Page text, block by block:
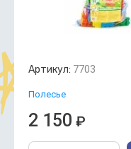
Артикул: 7703
Полесье
2 150 ₽